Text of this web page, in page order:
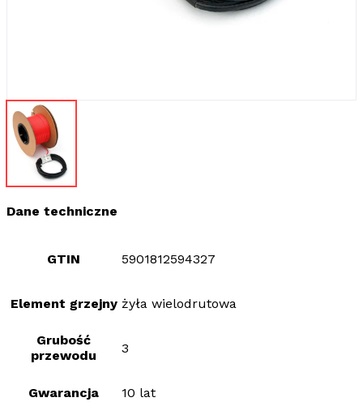
Dane techniczne
GTIN 5901812594327
Element grzejny żyła wielodrutowa
Grubość
przewodu
3
Gwarancja 10 lat